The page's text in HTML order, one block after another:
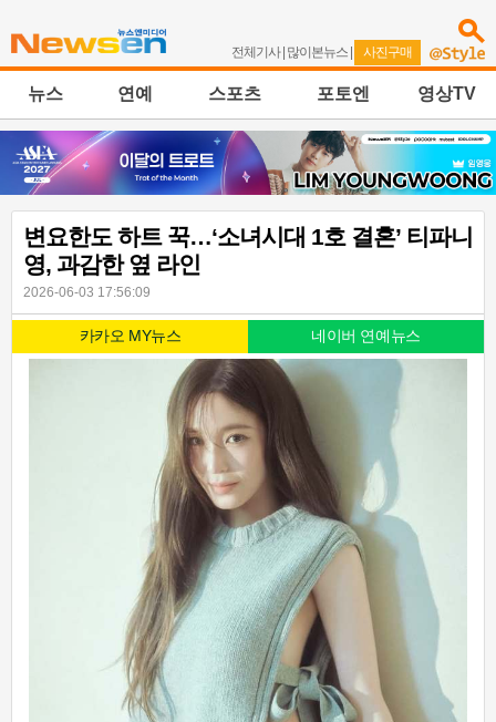
전체기사| 많이본뉴스 | 사진구매
뉴스 연예 스포츠 포토엔 영상TV
변요한도 하트 꾹…‘소녀시대 1호 결혼’ 티파니
영, 과감한 옆 라인
2026-06-03 17:56:09
카카오 MY뉴스 네이버 연예뉴스